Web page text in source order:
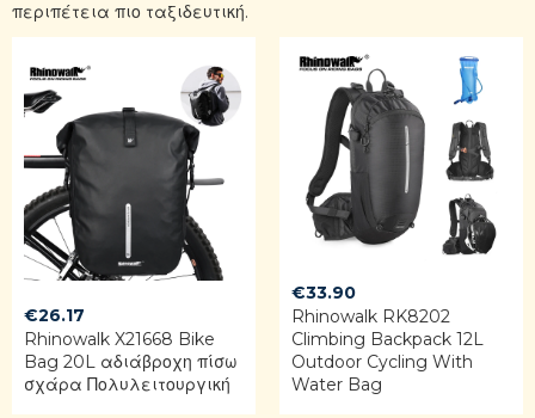
περιπέτεια πιο ταξιδευτική.
€26.17
Rhinowalk X21668 Bike
Bag 20L αδιάβροχη πίσω
σχάρα Πολυλειτουργική
€33.90
Rhinowalk RK8202
Climbing Backpack 12L
Outdoor Cycling With
Water Bag